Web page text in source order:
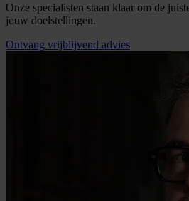
Onze specialisten staan klaar om de
jouw doelstellingen.
Ontvang vrijblijvend advies